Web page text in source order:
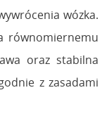
wózka.
równomiernemu
oraz stabilna
z zasadami